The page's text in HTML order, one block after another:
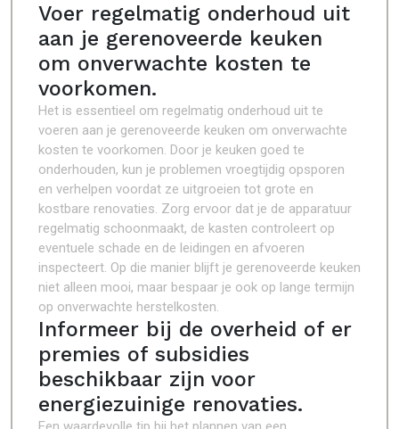
Voer regelmatig onderhoud uit
aan je gerenoveerde keuken
om onverwachte kosten te
voorkomen.
Het is essentieel om regelmatig onderhoud uit te
voeren aan je gerenoveerde keuken om onverwachte
kosten te voorkomen. Door je keuken goed te
onderhouden, kun je problemen vroegtijdig opsporen
en verhelpen voordat ze uitgroeien tot grote en
kostbare renovaties. Zorg ervoor dat je de apparatuur
regelmatig schoonmaakt, de kasten controleert op
eventuele schade en de leidingen en afvoeren
inspecteert. Op die manier blijft je gerenoveerde keuken
niet alleen mooi, maar bespaar je ook op lange termijn
op onverwachte herstelkosten.
Informeer bij de overheid of er
premies of subsidies
beschikbaar zijn voor
energiezuinige renovaties.